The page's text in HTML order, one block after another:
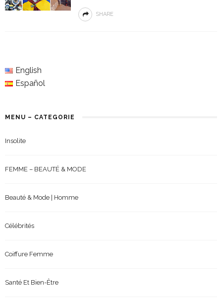
SHARE
English
Español
MENU – CATEGORIE
Insolite
FEMME – BEAUTÉ & MODE
Beauté & Mode | Homme
Célébrités
Coiffure Femme
Santé Et Bien-Être